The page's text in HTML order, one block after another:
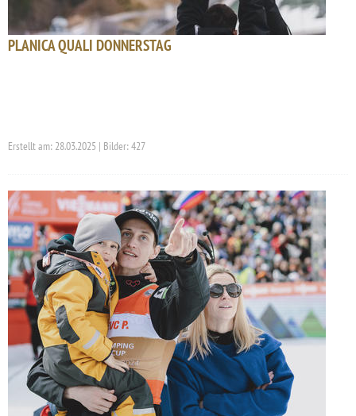
PLANICA QUALI DONNERSTAG
Erstellt am: 28.03.2025 | Bilder: 427